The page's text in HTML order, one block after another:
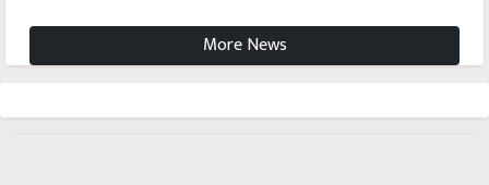
More News